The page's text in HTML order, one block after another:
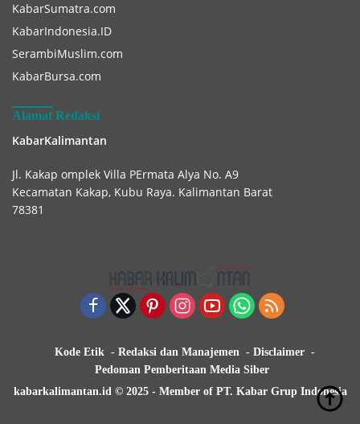
KabarSumatra.com
KabarIndonesia.ID
SerambiMuslim.com
KabarBursa.com
Alamat Redaksi
KabarKalimantan
Jl. Kakap omplek Villa PErmata Alya No. A9
Kecamatan Kakap, Kubu Raya. Kalimantan Barat
78381
Kode Etik Redaksi dan Manajemen
Disclaimer
Pedoman Pemberitaan Media Siber
kabarkalimantan.id © 2025 - Member of PT. Kabar Grup Indonesia